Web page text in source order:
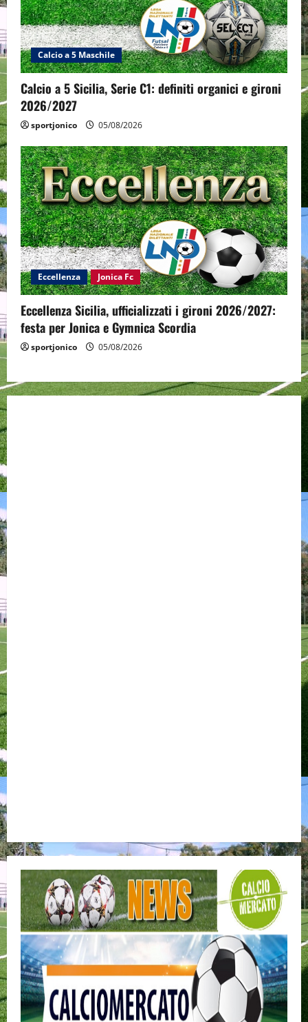
Calcio a 5 Maschile
Calcio a 5 Sicilia, Serie C1: definiti organici e gironi
2026/2027
sportjonico 05/08/2026
Eccellenza Jonica Fc
Eccellenza Sicilia, ufficializzati i gironi 2026/2027:
festa per Jonica e Gymnica Scordia
sportjonico 05/08/2026